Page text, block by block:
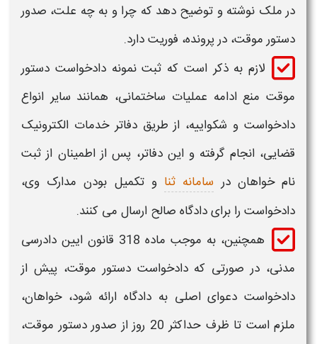
در ملک نوشته و توضیح دهد که چرا و به چه علت، صدور
دستور موقت، در پرونده، فوریت دارد.
لازم به ذکر است که ثبت نمونه دادخواست دستور
موقت منع ادامه عملیات ساختمانی، همانند سایر انواع
دادخواست و شکواییه، از طریق دفاتر خدمات الکترونیک
قضایی، انجام گرفته و این دفاتر، پس از اطمینان از ثبت
نام خواهان در سامانه ثنا و تکمیل بودن مدارک وی،
دادخواست را برای دادگاه صالح ارسال می کنند.
همچنین، به موجب ماده 318 قانون ایین دادرسی
مدنی، در صورتی کهدادخواست دستور موقت،پیش از
دادخواست دعوای اصلی به دادگاه ارائه شود، خواهان،
ملزم است تا ظرف حداکثر 20 روز از
صدور دستور موقت،